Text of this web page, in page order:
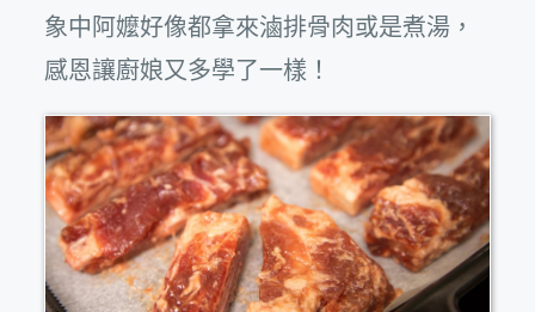
象中阿嬤好像都拿來滷排骨肉或是煮湯，
感恩讓廚娘又多學了一樣！